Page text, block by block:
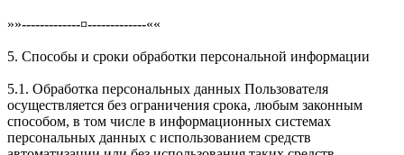
»»-------------¤-------------««
5. Способы и сроки обработки персональной информации
5.1. Обработка персональных данных Пользователя
осуществляется без ограничения срока, любым законным
способом, в том числе в информационных системах
персональных данных с использованием средств